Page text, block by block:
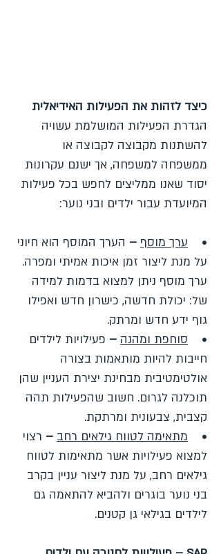
כיצד לזהות את הפעילות האידיאלית
הגדרת הפעילות המושלמת עשויה
להשתנות מקבוצה לקבוצה או
ממשפחה למשפחה, אך ישנם עקרונות
יסוד שאנו ממליצים לחפש בכל פעילות
המיועדת עבור ילדים ובני נוער:
• ערך מוסף – הערך המוסף הוא חיוני
על מנת ליצור זמן איכות אמיתי ומפרה.
ערך מוסף ניתן למצוא בדמות למידה
של: יכולת חדשה, כישרון חדש ואפילו
גוף ידע חדש ומרתק.
• סוחפת ומהנה – פעילויות לילדים
חייבות להיות מותאמות בצורה
אולטימטיבית מבחינת יצירת העניין שהן
תוכלנה לגרום. חשוב שהפעילות תהה
קצבית, צבעונית ומרתקת.
•
מתאימה לטווח גילאים רחב – רצוי
למצוא פעילויות אשר מתאימות לטווח
גילאים רחב, על מנת ליצור עניין בקרב
בני נוער בוגרים ולהביא להתאמה גם
לילדים בגילאי גן קטנים.